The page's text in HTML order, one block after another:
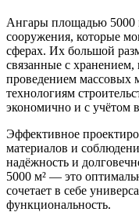
Ангары площадью
сооружения, которые
сферах. Их большой
связанные с
проведением массовых
технологиям
экономично и с учётом
Эффективное
материалов и
надёжность и
5000 м² — это
сочетает в себе
функциональность.